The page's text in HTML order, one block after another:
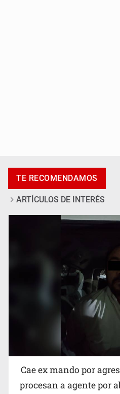
Que el IPEJAL encabece la
es un “foco rojo” de gran
TE RECOMENDAMOS
ARTÍCULOS DE INTERÉS
Cae ex mando por
procesan a agente por